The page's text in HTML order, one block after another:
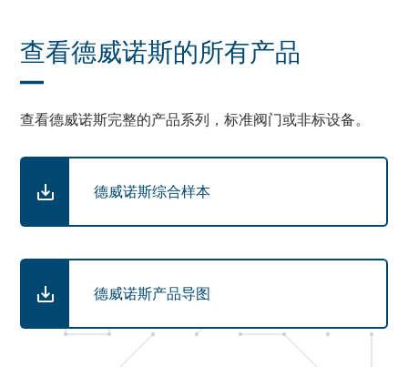
查看德威诺斯的所有产品
查看德威诺斯完整的产品系列，标准阀门或非标设备。
德威诺斯综合样本
德威诺斯产品导图